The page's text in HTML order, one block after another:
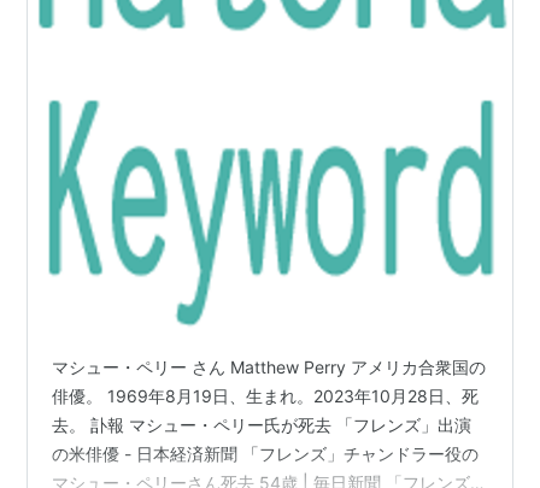
マシュー・ペリー さん Matthew Perry アメリカ合衆国の
俳優。 1969年8月19日、生まれ。2023年10月28日、死
去。 訃報 マシュー・ペリー氏が死去 「フレンズ」出演
の米俳優 - 日本経済新聞 「フレンズ」チャンドラー役の
マシュー・ペリーさん死去 54歳 | 毎日新聞 「フレンズ」